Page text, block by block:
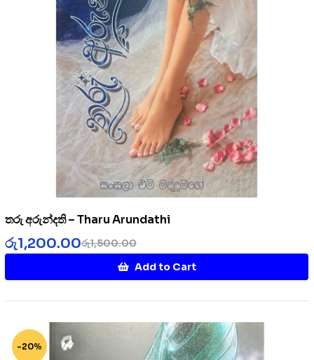
තරු අරුන්දති – Tharu Arundathi
රු1,500.00
රු1,200.00
Add to Cart
-20%